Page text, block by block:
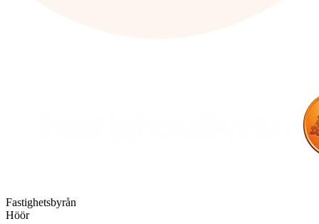
Fastighetsbyrån
Höör